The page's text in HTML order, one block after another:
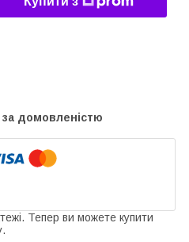
за домовленістю
Тепер ви можете купити